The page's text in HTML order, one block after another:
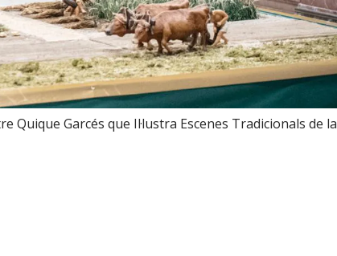
Quique Garcés que Il·lustra Escenes Tradicionals de la